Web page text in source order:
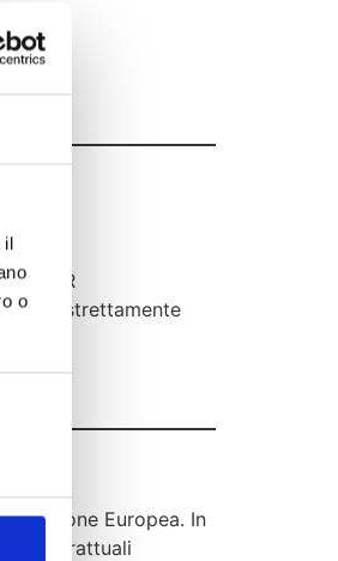
il
o
GDPR
limiti strettamente
Europea. In
Contrattuali